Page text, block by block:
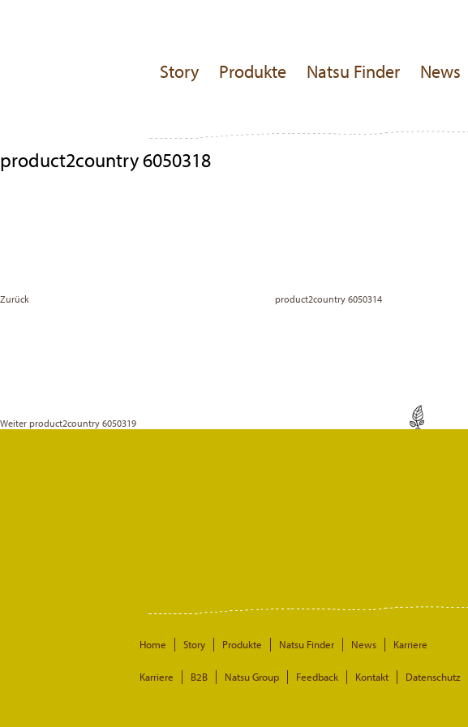
Story Produkte Natsu Finder News
product2country 6050318
Zurück
product2country 6050314
Weiter product2country 6050319
Home Story Produkte Natsu Finder News Karriere
Karriere B2B Natsu Group Feedback Kontakt Datenschutz